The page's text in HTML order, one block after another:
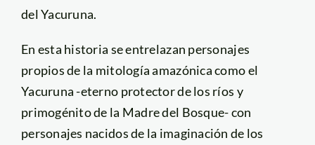
del Yacuruna.
En esta historia se entrelazan personajes
propios de la mitología amazónica como el
Yacuruna -eterno protector de los ríos y
primogénito de la Madre del Bosque- con
personajes nacidos de la imaginación de los